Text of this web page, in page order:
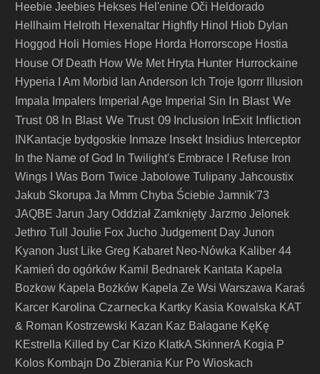
Heebie Jeebies Hekses Hel'enine Oči Heldorado
Hellhaim Helroth Hexenaltar Highfly Hinol Hiob Dylan
Hoggod Holi Homies Hope Horda Horrorscope Hostia
House Of Death How We Met Hryta Hunter Hurrockaine
Hyperia
I Am Morbid Ian Anderson Ich Troje Igorrr
Illusion
Impala Impalers Imperial Age Imperial Sin In Blast We
Trust 08 In Blast We Trust 09 Inclusion InExit Infliction
INKantacje bydgoskie Inmaze Insekt Insidius Interceptor
In the Name of God
In Twilight's Embrace I Refuse Iron
Wings
I Was Born Twice Jabolowe Tulipany Jahcoustix
Jakub Skorupa Ja Mmm Chyba Ściebie Jamnik'73
JAQBE Jarun Jary Oddział Zamknięty Jarzmo Jelonek
Jethro Tull
Joulie Fox Jucho Judgement Day Junon
Kyanon Just Like Greg Kabaret Neo-Nówka Kaliber 44
Kamień do ogórków Kamil Bednarek Kantata Kapela
Bozkow Kapela Bożków Kapela Ze Wsi Warszawa Karaś
Karcer Karolina Czarnecka Kartky Kasia Kowalska KAT
& Roman Kostrzewski Kazan Kaz Bałagane KęKę
KEstrella Killed by Car Kizo KlatkA SkinnerA Kogia P
Kolos Kombajn Do Zbierania Kur Po Wioskach